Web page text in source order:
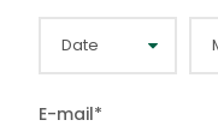
E-mail*